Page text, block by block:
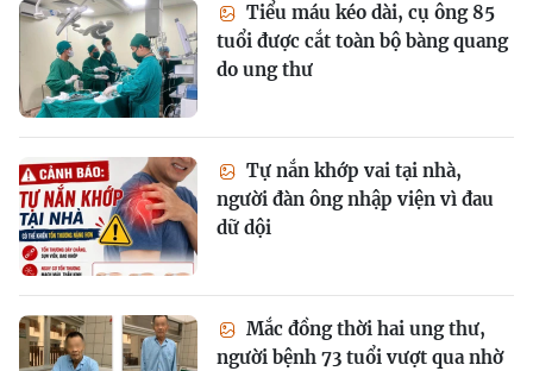
Tiểu máu kéo dài, cụ ông 85
tuổi được cắt toàn bộ bàng quang
do ung thư
Tự nắn khớp vai tại nhà,
người đàn ông nhập viện vì đau
dữ dội
Mắc đồng thời hai ung thư,
người bệnh 73 tuổi vượt qua nhờ